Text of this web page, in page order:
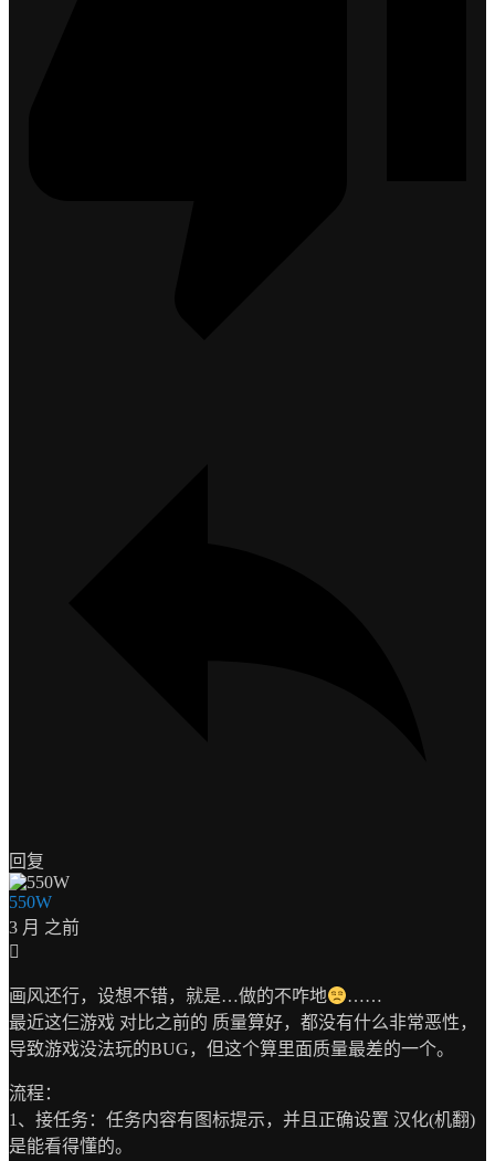
回复
550W
3 月 之前
画风还行，设想不错，就是…做的不咋地
……
最近这仨游戏 对比之前的 质量算好，都没有什么非常恶性，
导致游戏没法玩的BUG，但这个算里面质量最差的一个。
流程：
1、接任务：任务内容有图标提示，并且正确设置 汉化(机翻)
是能看得懂的。